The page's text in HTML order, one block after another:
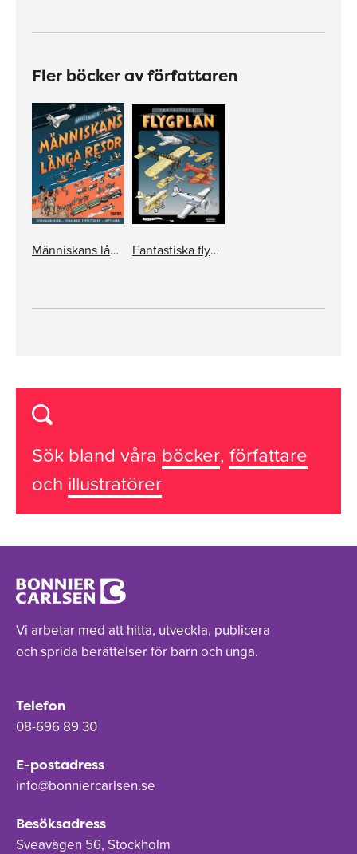
Fler böcker av författaren
Människans långa resor Fantastiska flygplan
Sök bland våra böcker, författare
och illustratörer
Vi arbetar med att hitta, utveckla, publicera
och sprida berättelser för barn och unga.
Telefon
08-696 89 30
E-postadress
info@bonniercarlsen.se
Besöksadress
Sveavägen 56, Stockholm